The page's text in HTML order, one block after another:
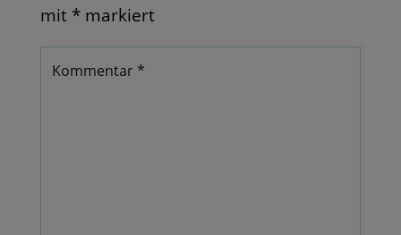
mit *markiert